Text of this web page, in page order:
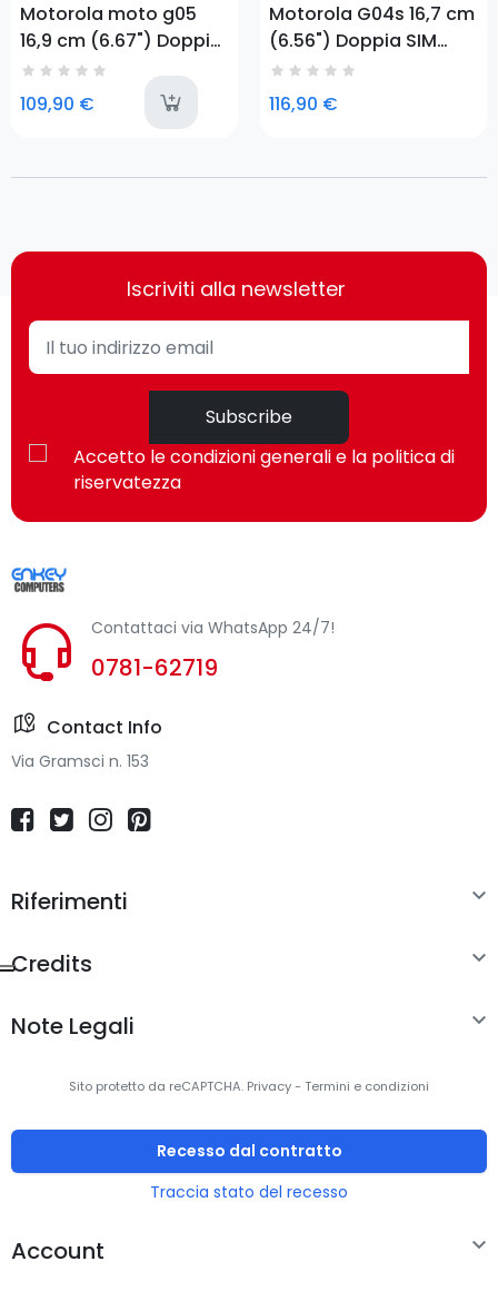
Motorola moto g05
16,9 cm (6.67") Doppia
SIM Android 15 4G USB
tipo-C 4 GB 128 GB
5200 mAh Rosso
109,90 € last-items
Motorola G04s 16,7 cm
(6.56") Doppia SIM
Android 14 4G USB
tipo-C 8 GB 128 GB
5000 mAh Nero
116,90 €
Iscriviti alla newsletter
Subscribe
Accetto le condizioni generali e la politica di
riservatezza
Contattaci via WhatsApp 24/7!
0781-62719
Contact Info
Via Gramsci n. 153
Riferimenti 
Credits 
Note Legali 
Sito protetto da reCAPTCHA. Privacy- Termini e condizioni
Recesso dal contratto
Traccia stato del recesso
Account 